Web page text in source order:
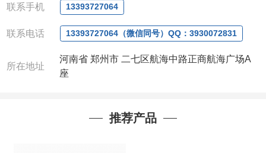
微信
:13393727064
联系手机 13393727064
联系电话 13393727064（微信同号）QQ：3930072831
所在地址
河南省 郑州市 二七区航海中路正商航海广场A
座
推荐产品